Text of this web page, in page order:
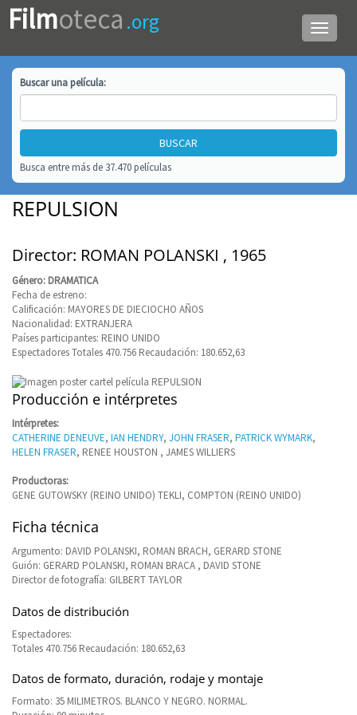
Menú
de
Filmoteca .org
Buscar unapelícula:
Busca entre más de 37.470 películas
REPULSION
Director: ROMAN POLANSKI , 1965
Género: DRAMATICA
Fecha de estreno:
Calificación: MAYORES DE DIECIOCHO AÑOS
Nacionalidad: EXTRANJERA
Países participantes: REINO UNIDO
Espectadores Totales 470.756 Recaudación: 180.652,63
Producción e intérpretes
Intérpretes:
CATHERINE DENEUVE, IAN HENDRY, JOHN FRASER, PATRICK WYMARK,
HELEN FRASER, RENEE HOUSTON , JAMES WILLIERS
Productoras:
GENE GUTOWSKY (REINO UNIDO) TEKLI, COMPTON (REINO UNIDO)
Ficha técnica
Argumento: DAVID POLANSKI, ROMAN BRACH, GERARD STONE
Guión: GERARD POLANSKI, ROMAN BRACA , DAVID STONE
Director de fotografía: GILBERT TAYLOR
Datos de distribución
Espectadores:
Totales 470.756 Recaudación: 180.652,63
Datos de formato, duración, rodaje y montaje
Formato: 35 MILIMETROS. BLANCO Y NEGRO. NORMAL.